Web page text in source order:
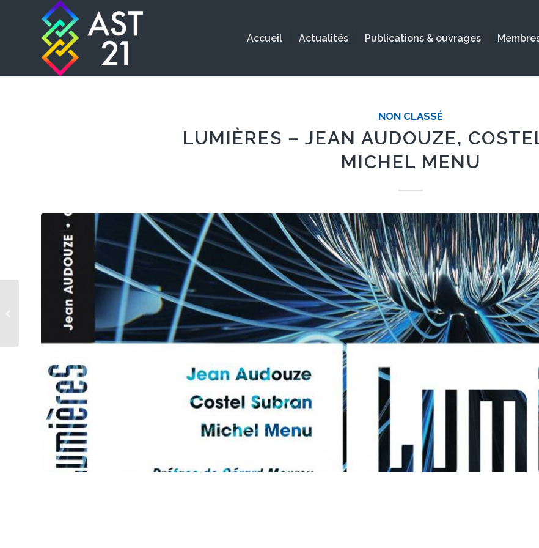
Accueil Actualités Publications & ouvrages
NON CLASSÉ
LUMIÈRES – JEAN AUDOUZE,
MICHEL MENU
5e Rencontre du Club
de l’Innovation
technologique